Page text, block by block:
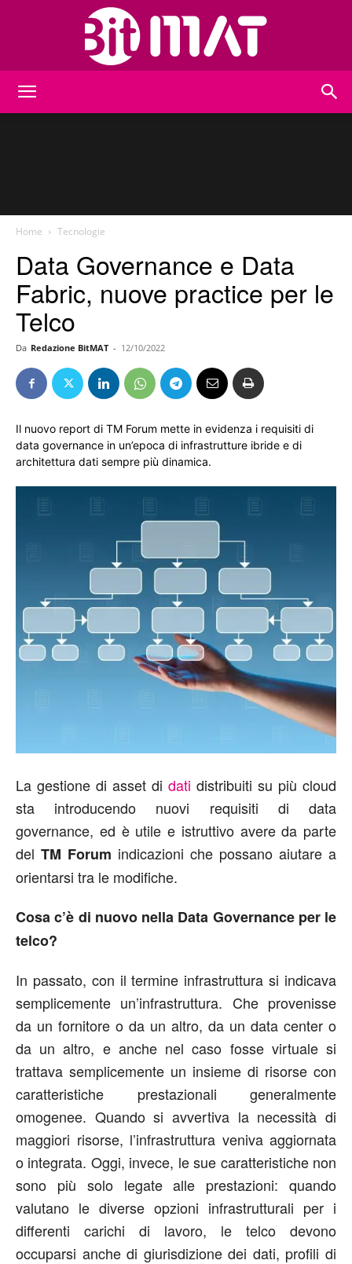
Home Tecnologie
Data Governance e Data
Fabric, nuove practice per le
Telco
Da Redazione BitMAT - 12/10/2022
Il nuovo report di TM Forum mette in evidenza i requisiti di
data governance in un’epoca di infrastrutture ibride e di
architettura dati sempre più dinamica.
La gestione di asset di dati distribuiti su più cloud
sta introducendo nuovi requisiti di data
governance, ed è utile e istruttivo avere da parte
del TM Forum indicazioni che possano aiutare a
orientarsi tra le modifiche.
Cosa c’è di nuovo nella Data Governance per le
telco?
In passato, con il termine infrastruttura si indicava
semplicemente un’infrastruttura. Che provenisse
da un fornitore o da un altro, da un data center o
da un altro, e anche nel caso fosse virtuale si
trattava semplicemente un insieme di risorse con
caratteristiche prestazionali generalmente
omogenee. Quando si avvertiva la necessità di
maggiori risorse, l’infrastruttura veniva aggiornata
o integrata. Oggi, invece, le sue caratteristiche non
sono più solo legate alle prestazioni: quando
valutano le diverse opzioni infrastrutturali per i
differenti carichi di lavoro, le telco devono
occuparsi anche di giurisdizione dei dati, profili di